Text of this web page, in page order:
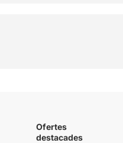
Ofertes
destacades